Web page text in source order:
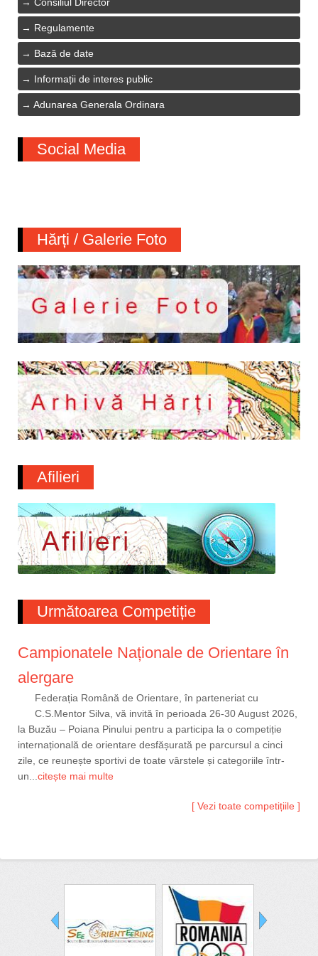
Regulamente
Bază de date
Informații de interes public
Adunarea Generala Ordinara
Social Media
Hărți / Galerie Foto
Afilieri
Următoarea Competiție
Campionatele Naționale de Orientare în
alergare
Federația Română de Orientare, în parteneriat cu
C.S.Mentor Silva, vă invită în perioada 26-30 August 2026,
la Buzău – Poiana Pinului pentru a participa la o competiție
internațională de orientare desfășurată pe parcursul a cinci
zile, ce reunește sportivi de toate vârstele și categoriile într-
un... citește mai multe
[ Vezi toate competițiile ]